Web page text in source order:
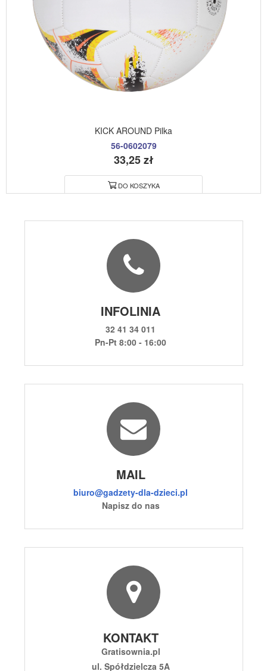
KICK AROUND Pilka
56-0602079
33,25 zł
DO KOSZYKA
INFOLINIA
32 41 34 011
Pn-Pt 8:00 - 16:00
MAIL
biuro@gadzety-dla-dzieci.pl
Napisz do nas
KONTAKT
Gratisownia.pl
ul. Spółdzielcza 5A